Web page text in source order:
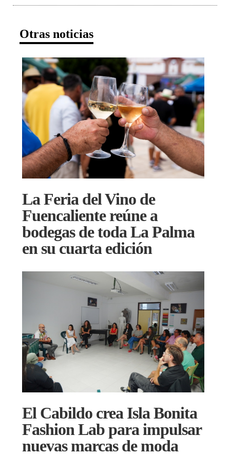
Otras noticias
La Feria del Vino de
Fuencaliente reúne a
bodegas de toda La Palma
en su cuarta edición
El Cabildo crea Isla Bonita
Fashion Lab para impulsar
nuevas marcas de moda